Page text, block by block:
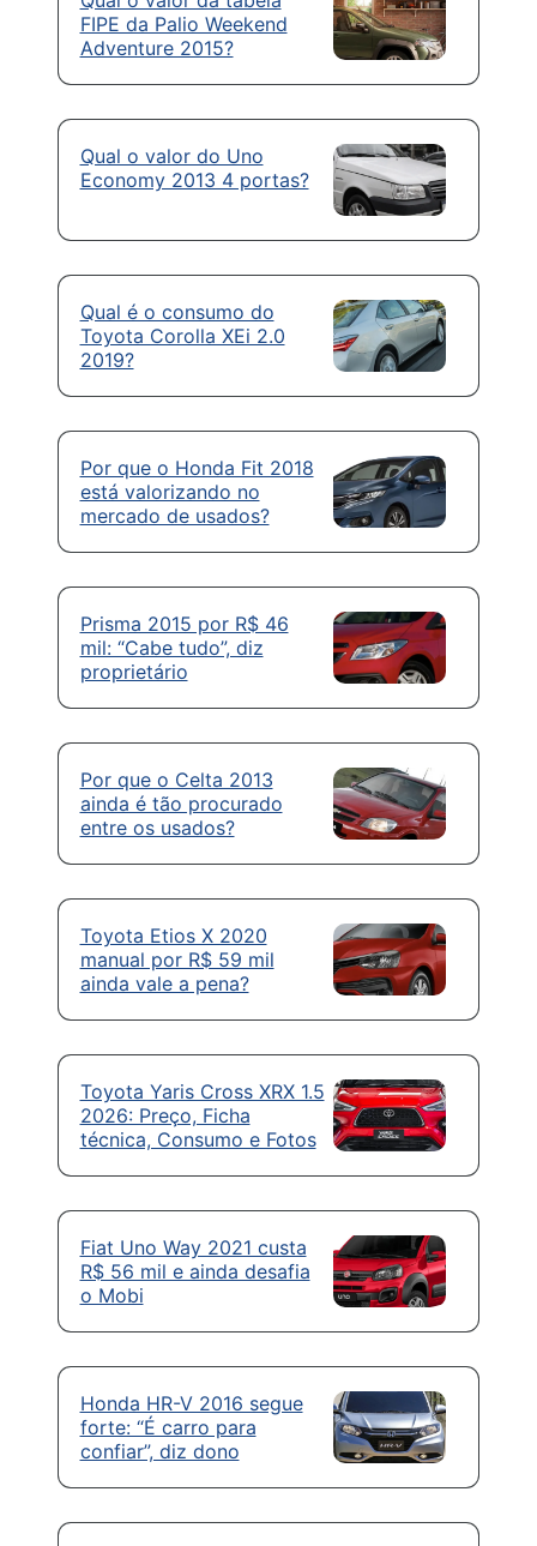
FIPE da Palio Weekend
Adventure 2015?
Qual o valor do Uno
Economy 2013 4 portas?
Qual é o consumo do
Toyota Corolla XEi 2.0
2019?
Por que o Honda Fit 2018
está valorizando no
mercado de usados?
Prisma 2015 por R$ 46
mil: “Cabe tudo”, diz
proprietário
Por que o Celta 2013
ainda é tão procurado
entre os usados?
Toyota Etios X 2020
manual por R$ 59 mil
ainda vale a pena?
Toyota Yaris Cross XRX 1.5
2026: Preço, Ficha
técnica, Consumo e Fotos
Fiat Uno Way 2021 custa
R$ 56 mil e ainda desafia
o Mobi
Honda HR-V 2016 segue
forte: “É carro para
confiar”, diz dono